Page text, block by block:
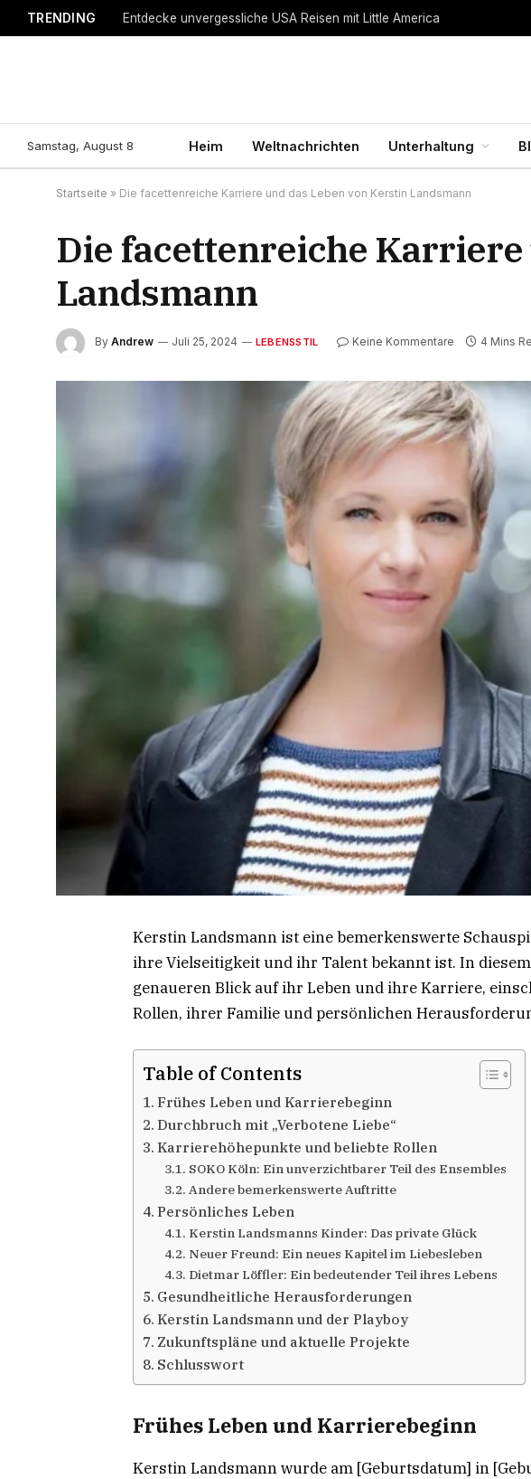
TRENDING Entdecke unvergessliche USA Reisen mit Little America
Samstag, August 8 Heim Weltnachrichten Unterhaltung
Startseite » Die facettenreiche Karriere und das Leben von Kerstin Landsmann
Die facettenreiche
Landsmann
By Andrew Juli 25, 2024 LEBENSSTIL Keine Kommentare 4 Mins
Kerstin Landsmann ist eine bemerkenswerte
ihre Vielseitigkeit und ihr Talent bekannt ist. In
genaueren Blick auf ihr Leben und ihre Karriere,
Rollen, ihrer Familie und persönlichen
Table of Contents
Frühes Leben und Karrierebeginn
Durchbruch mit „Verbotene Liebe“
Karrierehöhepunkte und beliebte Rollen
SOKO Köln: Ein unverzichtbarer Teil des Ensembles
Andere bemerkenswerte Auftritte
Persönliches Leben
Kerstin Landsmanns Kinder: Das private Glück
Neuer Freund: Ein neues Kapitel im Liebesleben
Dietmar Löffler: Ein bedeutender Teil ihres Lebens
Gesundheitliche Herausforderungen
Kerstin Landsmann und der Playboy
Zukunftspläne und aktuelle Projekte
Schlusswort
Frühes Leben und Karrierebeginn
Kerstin Landsmann wurde am [Geburtsdatum] in